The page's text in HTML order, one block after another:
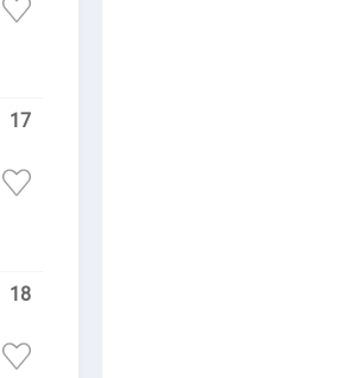
17
18